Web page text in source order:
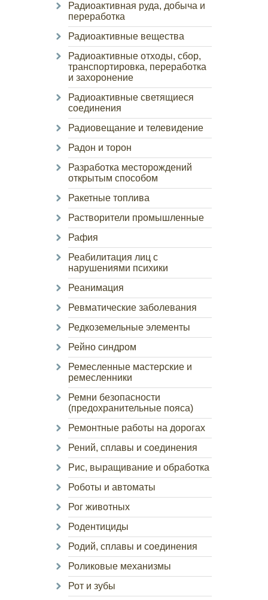
Радиоактивная руда, добыча и
переработка
Радиоактивные вещества
Радиоактивные отходы, сбор,
транспортировка, переработка
и захоронение
Радиоактивные светящиеся
соединения
Радиовещание и телевидение
Радон и торон
Разработка месторождений
открытым способом
Ракетные топлива
Растворители промышленные
Рафия
Реабилитация лиц с
нарушениями психики
Реанимация
Ревматические заболевания
Редкоземельные элементы
Рейно синдром
Ремесленные мастерские и
ремесленники
Ремни безопасности
(предохранительные пояса)
Ремонтные работы на дорогах
Рений, сплавы и соединения
Рис, выращивание и обработка
Роботы и автоматы
Рог животных
Родентициды
Родий, сплавы и соединения
Роликовые механизмы
Рот и зубы